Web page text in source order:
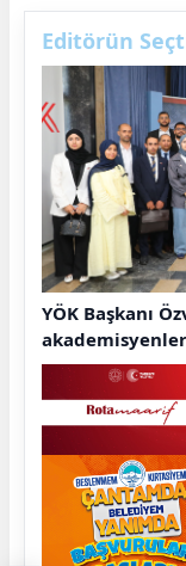
Editörün
YÖK Başkanı